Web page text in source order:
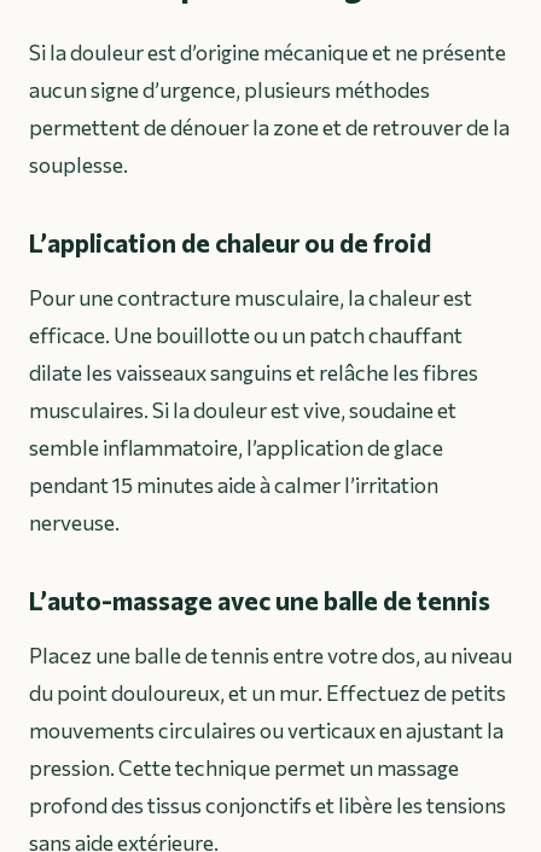
Si la douleur est d’origine mécanique et ne présente
aucun signe d’urgence, plusieurs méthodes
permettent de dénouer la zone et de retrouver de la
souplesse.
L’application de chaleur ou de froid
Pour une contracture musculaire, la chaleur est
efficace. Une bouillotte ou un patch chauffant
dilate les vaisseaux sanguins et relâche les fibres
musculaires. Si la douleur est vive, soudaine et
semble inflammatoire, l’application de glace
pendant 15 minutes aide à calmer l’irritation
nerveuse.
L’auto-massage avec une balle de tennis
Placez une balle de tennis entre votre dos, au niveau
du point douloureux, et un mur. Effectuez de petits
mouvements circulaires ou verticaux en ajustant la
pression. Cette technique permet un massage
profond des tissus conjonctifs et libère les tensions
sans aide extérieure.